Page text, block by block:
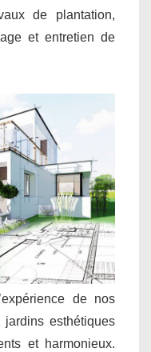
de plantation,
et entretien de
de nos
esthétiques
et harmonieux.